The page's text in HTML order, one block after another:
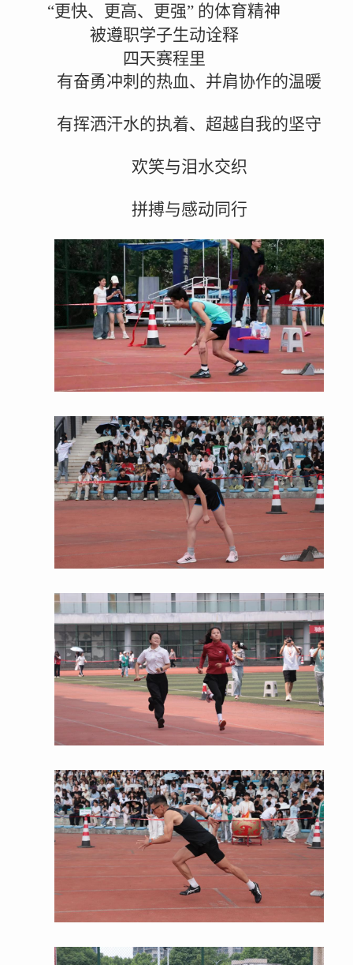
“更快、更高、更强” 的体育精神
被遵职学子生动诠释
四天赛程里
有奋勇冲刺的热血、并肩协作的温暖
有挥洒汗水的执着、超越自我的坚守
欢笑与泪水交织
拼搏与感动同行